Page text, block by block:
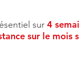
sur 4
sur le mois